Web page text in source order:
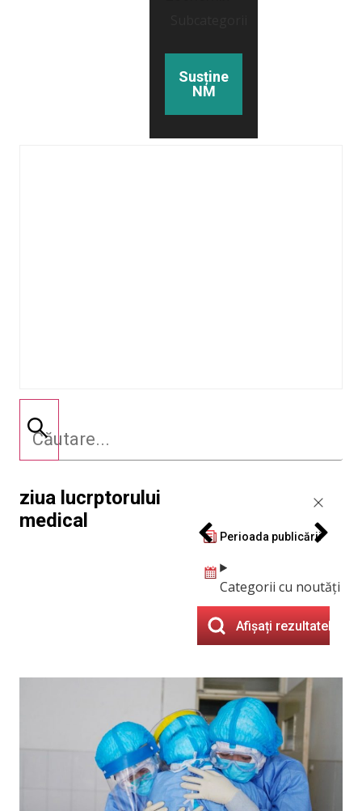
Susține
NM
ziua lucrptorului
medical
Perioada publicării
Categorii cu noutăți
Afișați rezultatele